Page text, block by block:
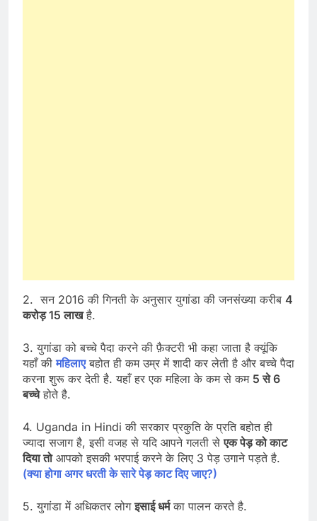
2. सन 2016 की गिनती के अनुसार युगांडा की जनसंख्या करीब 4
करोड़ 15 लाखहै.
3. युगांडा को बच्चे पैदा करने की फ़ैक्टरी भी कहा जाता है क्यूंकि
यहाँ कीमहिलाएबहोत ही कम उम्र में शादी कर लेती है और बच्चे पैदा
करना शुरू कर देती है. यहाँ हर एक महिला के कम से कम 5 से 6
बच्चेहोते है.
4. Uganda in Hindi की सरकार प्रकुति के प्रति बहोत ही
ज्यादा सजाग है, इसी वजह से यदि आपने गलती सेएक पेड़ को काट
दिया तोआपको इसकी भरपाई करने के लिए 3 पेड़ उगाने पड़ते है.
(क्या होगा अगर धरती के सारे पेड़ काट दिए जाए?)
5. युगांडा में अधिकतर लोगइसाई धर्मका पालन करते है.